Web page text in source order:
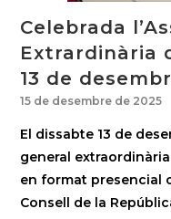
Celebrada
Extrardinària
13 de
15 de desembre de 2025
El dissabte 13 de
general
en format presencial
Consell de la